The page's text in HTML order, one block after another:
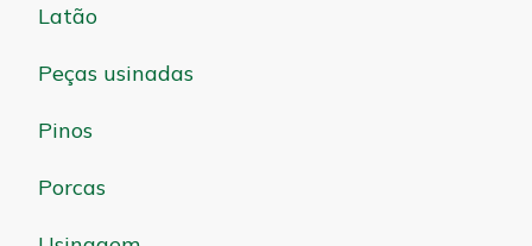
Latão
Peças usinadas
Pinos
Porcas